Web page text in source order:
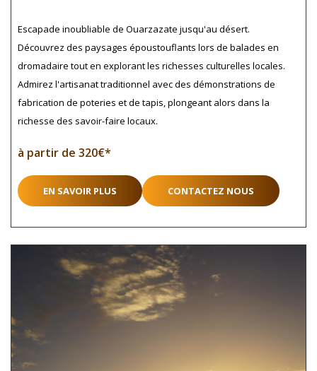
Escapade inoubliable de Ouarzazate jusqu'au désert.
Découvrez des paysages époustouflants lors de balades en
dromadaire tout en explorant les richesses culturelles locales.
Admirez l'artisanat traditionnel avec des démonstrations de
fabrication de poteries et de tapis, plongeant alors dans la
richesse des savoir-faire locaux.
à partir de 320€*
EN SAVOIR PLUS CONTACTEZ NOUS